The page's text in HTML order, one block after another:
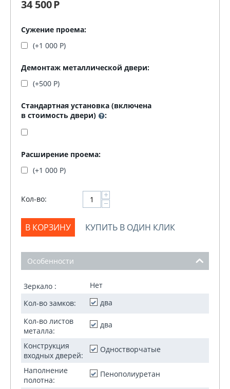
34 500Р
Сужение проема:
(+1 000 Р)
Демонтаж металлической двери:
(+500 Р)
Стандартная установка (включена
в стоимость двери)
:
Расширение проема:
(+1 000 Р)
Кол-во: +
−
В КОРЗИНУ КУПИТЬ В ОДИН КЛИК
Особенности
Зеркало :
Нет
Кол-во замков:
два
Кол-во листов
металла:
два
Конструкция
входных дверей:
Одностворчатые
Наполнение
полотна:
Пенополиуретан